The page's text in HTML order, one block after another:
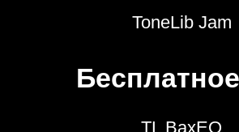
ToneLib Jam
TL BaxEQ